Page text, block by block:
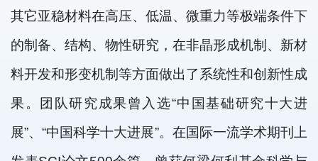
其它亚稳材料在高压、低温、微重力等极端条件下
的制备、结构、物性研究，在非晶形成机制、新材
料开发和形变机制等方面做出了系统性和创新性成
果。团队研究成果曾入选“中国基础研究十大进
展”、“中国科学十大进展”。在国际一流学术期刊上